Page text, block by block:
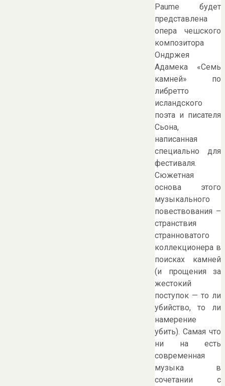
Paume будет
представлена
опера чешского
композитора
Ондржея
Адамека «Семь
камней» по
либретто
исландского
поэта и писателя
Сьона,
написанная
специально для
фестиваля.
Сюжетная
основа этого
музыкального
повествования –
странствия
странноватого
коллекционера в
поисках камней
(и прощения за
жестокий
поступок — то ли
убийство, то ли
намерение
убить). Самая что
ни на есть
современная
музыка в
сочетании с